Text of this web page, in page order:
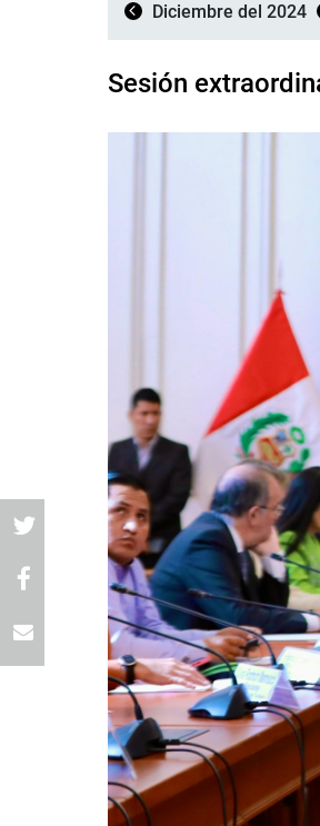
Diciembre del 2024
Sesión